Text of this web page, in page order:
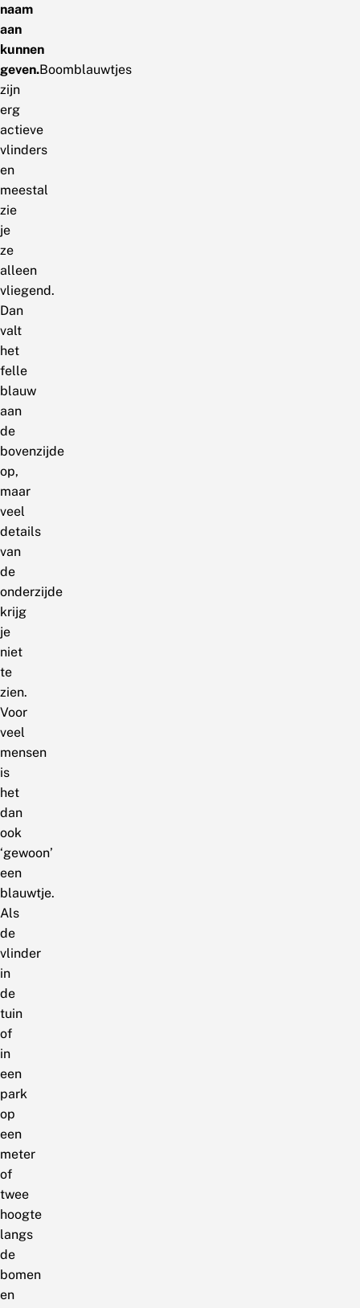
naam
aan
kunnen
geven.Boomblauwtjes
zijn
erg
actieve
vlinders
en
meestal
zie
je
ze
alleen
vliegend.
Dan
valt
het
felle
blauw
aan
de
bovenzijde
op,
maar
veel
details
van
de
onderzijde
krijg
je
niet
te
zien.
Voor
veel
mensen
is
het
dan
ook
‘gewoon’
een
blauwtje.
Als
de
vlinder
in
de
tuin
of
in
een
park
op
een
meter
of
twee
hoogte
langs
de
bomen
en